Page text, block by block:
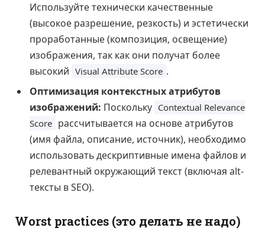
Используйте технически качественные
(высокое разрешение, резкость) и эстетически
проработанные (композиция, освещение)
изображения, так как они получат более
высокий Visual Attribute Score .
Оптимизация контекстных атрибутов
изображений: Поскольку Contextual Relevance
Score рассчитывается на основе атрибутов
(имя файла, описание, источник), необходимо
использовать дескриптивные имена файлов и
релевантный окружающий текст (включая alt-
тексты в SEO).
Worst practices (это делать не надо)